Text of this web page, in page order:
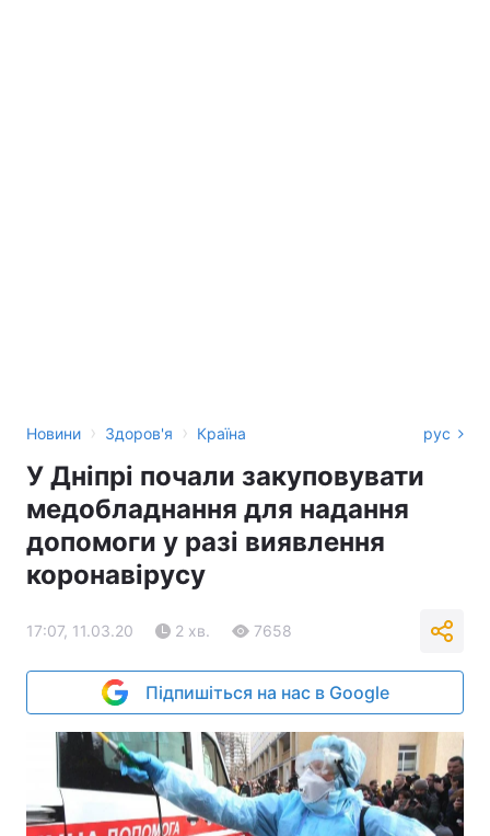
Новини › Здоров'я › Країна рус
У Дніпрі почали закуповувати
медобладнання для надання
допомоги у разі виявлення
коронавірусу
17:07, 11.03.20 2 хв. 7658
Підпишіться на нас в Google